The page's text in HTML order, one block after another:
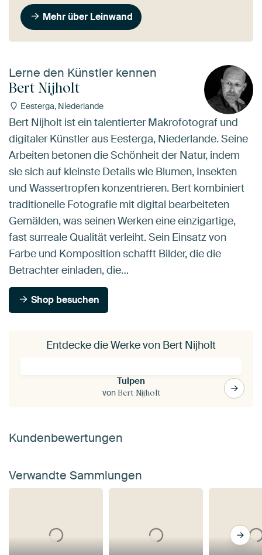
Mehr über Leinwand
Lerne den Künstler kennen
Bert Nijholt
Eesterga, Niederlande
Bert Nijholt ist ein talentierter Makrofotograf und
digitaler Künstler aus Eesterga, Niederlande. Seine
Arbeiten betonen die Schönheit der Natur, indem
sie sich auf kleinste Details wie Blumen, Insekten
und Wassertropfen konzentrieren. Bert kombiniert
traditionelle Fotografie mit digital bearbeiteten
Gemälden, was seinen Werken eine einzigartige,
fast surreale Qualität verleiht. Sein Einsatz von
Farbe und Komposition schafft Bilder, die die
Betrachter einladen, die…
Shop besuchen
Entdecke die Werke von Bert Nijholt
Tulpen
von Bert Nijholt
Kundenbewertungen
Verwandte Sammlungen